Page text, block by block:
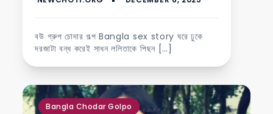
বউ গ্রুপ চোদার গল্প Bangla sex story ঘরে ঢুকে
দরজাটা বন্ধ করেই সাধন ললিতাকে পিছন […]
Bangla Chodar Golpo ,,,,,